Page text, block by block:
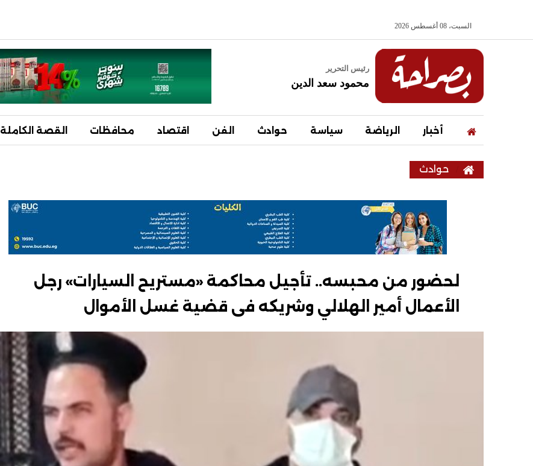
السبت، 08 أغسطس 2026
رئيس التحرير
محمود سعد الدين
أخبار الرياضة سياسة حوادث الفن اقتصاد محافظات القصة الكاملة
حوادث
لحضور من محبسه.. تأجيل محاكمة «مستريح السيارات» رجل
الأعمال أمير الهلالي وشريكه فى قضية غسل الأموال